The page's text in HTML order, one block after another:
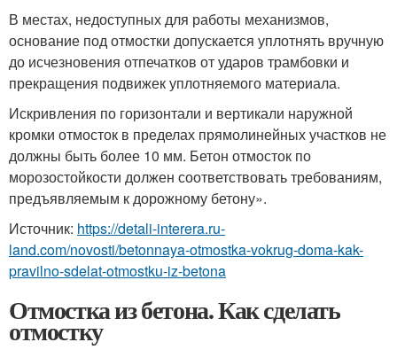
В местах, недоступных для работы механизмов,
основание под отмостки допускается уплотнять вручную
до исчезновения отпечатков от ударов трамбовки и
прекращения подвижек уплотняемого материала.
Искривления по горизонтали и вертикали наружной
кромки отмосток в пределах прямолинейных участков не
должны быть более 10 мм. Бетон отмосток по
морозостойкости должен соответствовать требованиям,
предъявляемым к дорожному бетону».
Источник: https://detali-interera.ru-
land.com/novosti/betonnaya-otmostka-vokrug-doma-kak-
pravilno-sdelat-otmostku-iz-betona
Отмостка из бетона. Как сделать
отмостку